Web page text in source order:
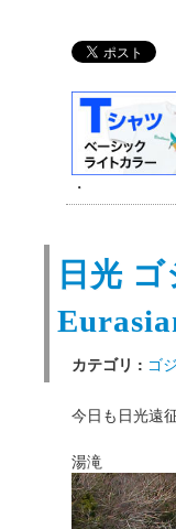
・
日光
カテゴリ : ゴ
今日も日光遠
湯滝